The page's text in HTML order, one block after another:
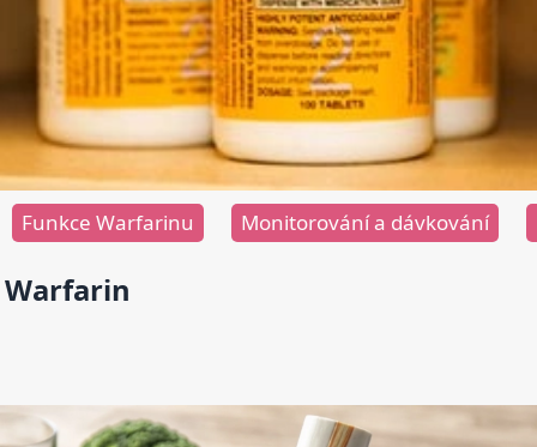
Funkce Warfarinu Monitorování a dávkování
Warfarin